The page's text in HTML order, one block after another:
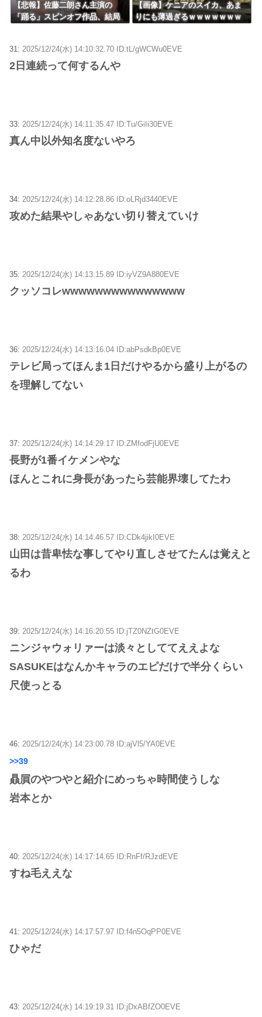
【悲報】佐藤二朗さん主演の
「踊る」スピンオフ作品、結局
【画像】ケニアのスイカ、あま
りにも薄過ぎるｗｗｗｗｗｗｗ
31: 2025/12/24(水) 14:10:32.70 ID:tL/gWCWu0EVE
2日連続って何するんや
33: 2025/12/24(水) 14:11:35.47 ID:Tu/GiIi30EVE
真ん中以外知名度ないやろ
34: 2025/12/24(水) 14:12:28.86 ID:oLRjd3440EVE
攻めた結果やしゃあない切り替えていけ
35: 2025/12/24(水) 14:13:15.89 ID:iyVZ9A880EVE
クッソコレwwwwwwwwwwwwwww
36: 2025/12/24(水) 14:13:16.04 ID:abPsdkBp0EVE
テレビ局ってほんま1日だけやるから盛り上がるの
を理解してない
37: 2025/12/24(水) 14:14:29.17 ID:ZMfodFjU0EVE
長野が1番イケメンやな
ほんとこれに身長があったら芸能界壊してたわ
38: 2025/12/24(水) 14:14:46.57 ID:CDk4jikI0EVE
山田は昔卑怯な事してやり直しさせてたんは覚えと
るわ
39: 2025/12/24(水) 14:16:20.55 ID:jTZ0NZtG0EVE
ニンジャウォリァーは淡々としててええよな
SASUKEはなんかキャラのエピだけで半分くらい
尺使っとる
46: 2025/12/24(水) 14:23:00.78 ID:ajVl5/YA0EVE
>>39
贔屓のやつやと紹介にめっちゃ時間使うしな
岩本とか
40: 2025/12/24(水) 14:17:14.65 ID:RnFf/RJzdEVE
すね毛ええな
41: 2025/12/24(水) 14:17:57.97 ID:f4n5OqPP0EVE
ひゃだ
43: 2025/12/24(水) 14:19:19.31 ID:jDxABfZO0EVE